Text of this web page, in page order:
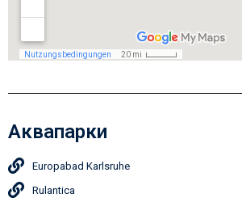
Аквапарки
Europabad Karlsruhe
Rulantica